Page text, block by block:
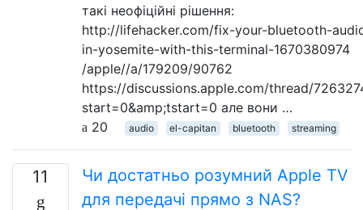
такі неофіційні рішення:
http://lifehacker.com/fix-your-bluetooth-
in-yosemite-with-this-terminal-1670380974
/apple//a/179209/90762
https://discussions.apple.com/thread/
start=0&amp;tstart=0 але вони …
20
audio el-capitan bluetooth streaming
11
Чи достатньо розумний Apple TV
для передачі прямо з NAS?